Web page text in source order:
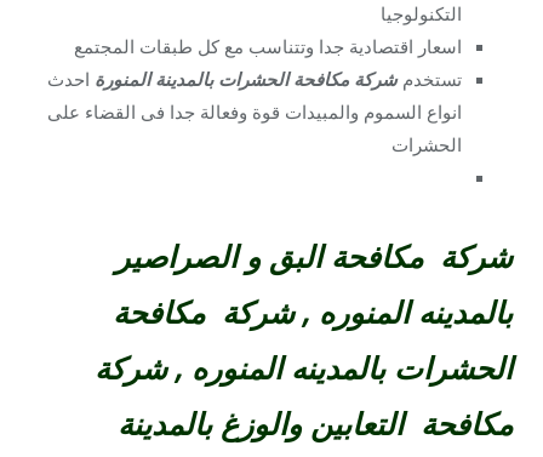
التكنولوجيا
اسعار اقتصادية جدا وتتناسب مع كل طبقات المجتمع
تستخدمشركة مكافحة الحشرات بالمدينة المنورة احدث
انواع السموم والمبيدات قوة وفعالة جدا فى القضاء على
الحشرات
شركة مكافحة البق و الصراصير
بالمدينه المنوره ,شركة مكافحة
الحشرات بالمدينه المنوره ,شركة
مكافحة التعابين والوزغ بالمدينة